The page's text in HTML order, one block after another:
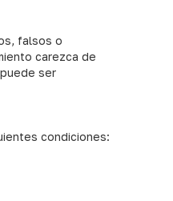
falsos o
carezca de
ser
condiciones: